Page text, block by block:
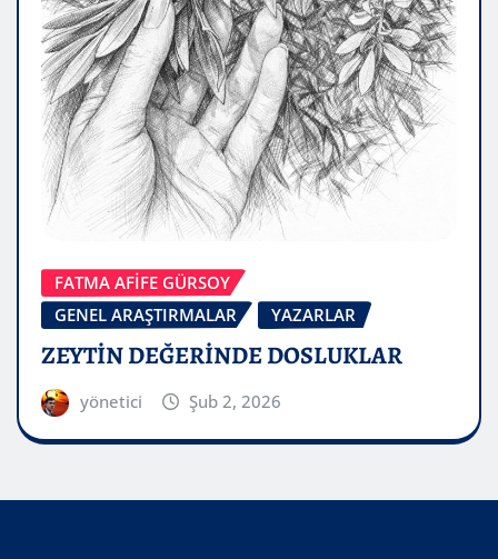
FATMA AFİFE GÜRSOY
GENEL ARAŞTIRMALAR
YAZARLAR
ZEYTİN DEĞERİNDE DOSLUKLAR
yönetici Şub 2, 2026